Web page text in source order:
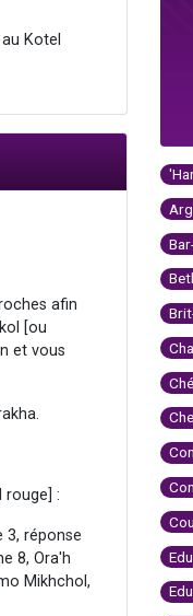
Kotel
afin
[ou
et vous
rouge] :
3, réponse
8, Ora'h
Mikhchol,